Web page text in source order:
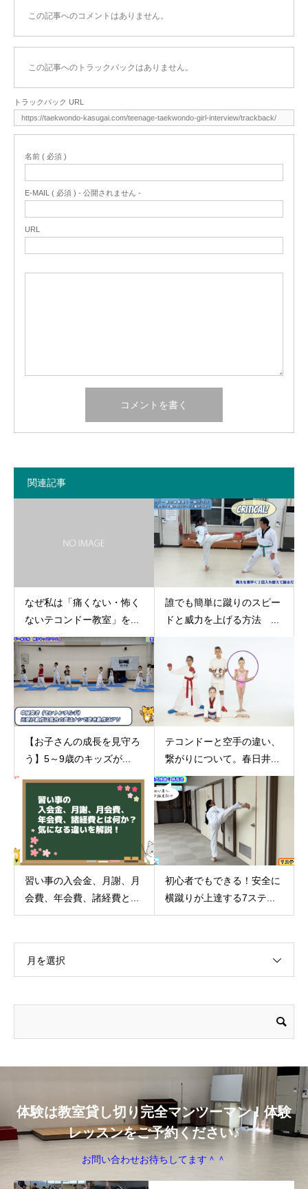
この記事へのコメントはありません。
この記事へのトラックバックはありません。
トラックバック URL
名前 ( 必須 )
E-MAIL ( 必須 ) - 公開されません -
URL
関連記事
なぜ私は「痛くない・怖く
ないテコンドー教室」を...
誰でも簡単に蹴りのスピー
ドと威力を上げる方法 ...
【お子さんの成長を見守ろ
う】5～9歳のキッズが...
テコンドーと空手の違い、
繋がりについて。春日井...
習い事の入会金、月謝、月
会費、年会費、諸経費と...
初心者でもできる！安全に
横蹴りが上達する7ステ...
月を選択
体験は教室貸し切り完全マンツーマン！体験
レッスンをご予約ください♪
お問い合わせお待ちしてます＾＾